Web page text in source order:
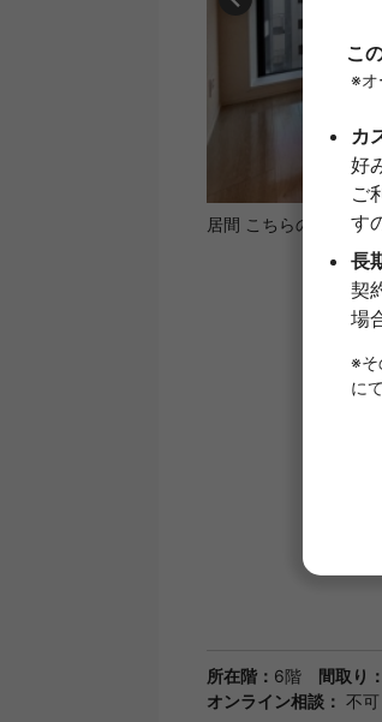
居間 こちらのリビン
所在階： 6階 間取り：
オンライン相談： 不可